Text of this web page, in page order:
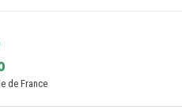
de France